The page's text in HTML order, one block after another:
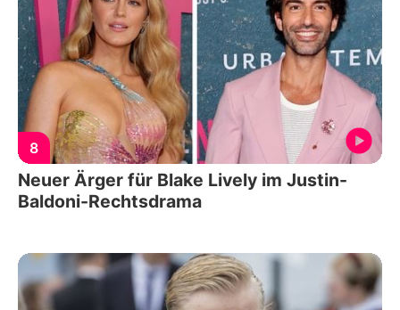
8
Neuer Ärger für Blake Lively im Justin-
Baldoni-Rechtsdrama